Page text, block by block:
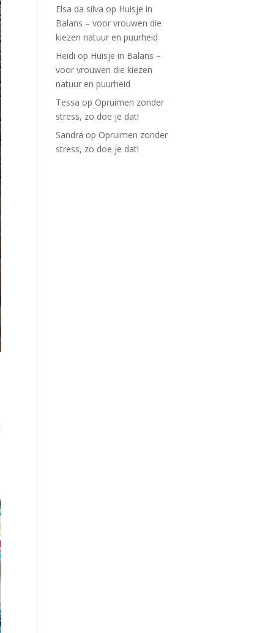
Elsa da silva op Huisje in
Balans – voor vrouwen die
kiezen natuur en puurheid
Heidi op Huisje in Balans –
voor vrouwen die kiezen
natuur en puurheid
Tessa op Opruimen zonder
stress, zo doe je dat!
Sandra op Opruimen zonder
stress, zo doe je dat!